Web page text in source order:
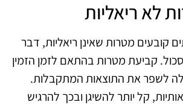
לא ריאליות
קובעים מטרות שאינן ריאליות, דבר
קביעת מטרות בהתאם לזמן הזמין
לשפר את התוצאות המתקבלות.
קל יותר להשיגן ובכך להרגיש